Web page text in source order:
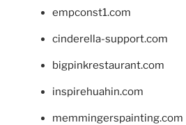
empconst1.com
cinderella-support.com
bigpinkrestaurant.com
inspirehuahin.com
memmingerspainting.com